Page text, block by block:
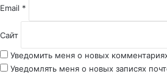
Email *
Сайт
Уведомить меня о новых
Уведомлять меня о новых записях